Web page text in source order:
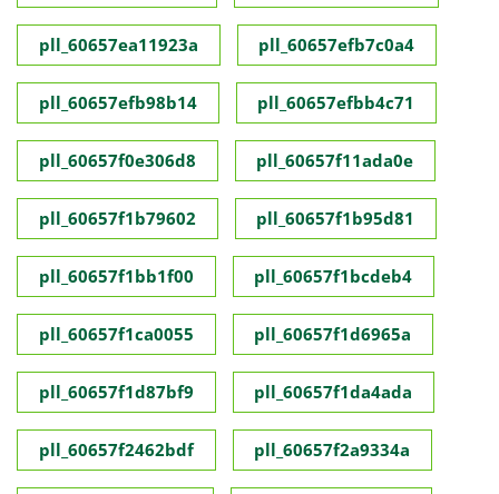
pll_60657ea11923a pll_60657efb7c0a4
pll_60657efb98b14 pll_60657efbb4c71
pll_60657f0e306d8 pll_60657f11ada0e
pll_60657f1b79602 pll_60657f1b95d81
pll_60657f1bb1f00 pll_60657f1bcdeb4
pll_60657f1ca0055 pll_60657f1d6965a
pll_60657f1d87bf9 pll_60657f1da4ada
pll_60657f2462bdf pll_60657f2a9334a